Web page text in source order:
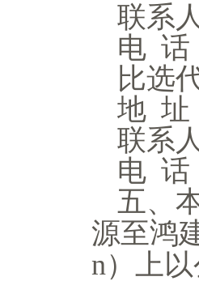
联系
电 话
比选
地 址
联系
电 话
五、
源至鸿
n）上